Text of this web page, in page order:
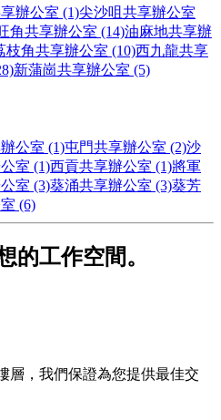
辦公室 (1)尖沙咀共享辦公室
角共享辦公室 (14)油麻地共享辦
枝角共享辦公室 (10)西九龍共享
新蒲崗共享辦公室 (5)
公室 (1)屯門共享辦公室 (2)沙
室 (1)西貢共享辦公室 (1)將軍
室 (3)葵涌共享辦公室 (3)葵芳
(6)
的工作空間。
層，我們保證為您提供最佳交